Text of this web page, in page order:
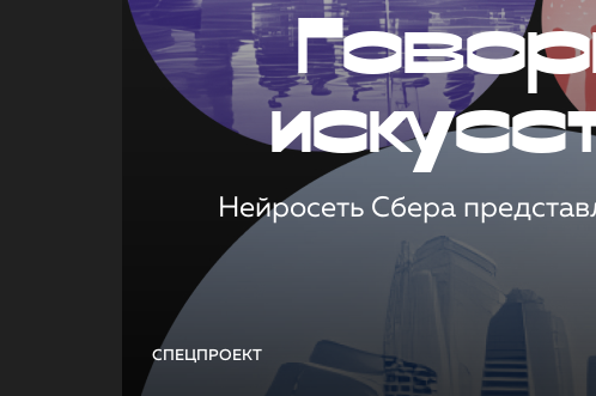
СПЕЦПРОЕКТ
Нейросеть Сбера